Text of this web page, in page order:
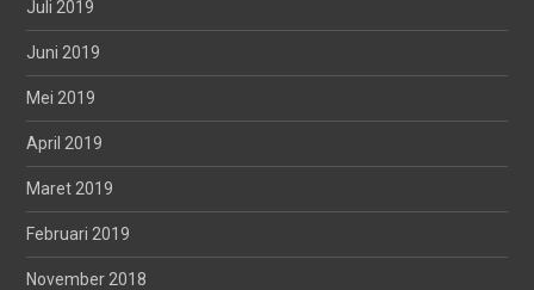
Juli 2019
Juni 2019
Mei 2019
April 2019
Maret 2019
Februari 2019
November 2018